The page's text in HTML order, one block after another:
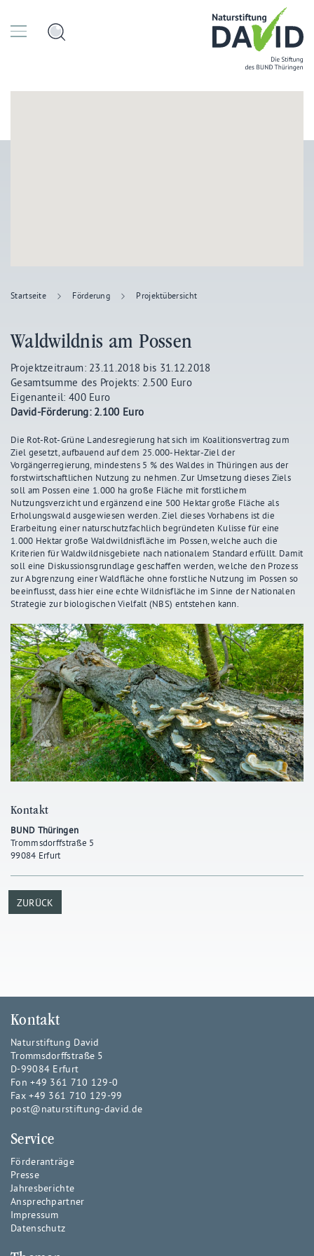
Startseite Förderung Projektübersicht
Waldwildnis am Possen
Projektzeitraum: 23.11.2018 bis 31.12.2018
Gesamtsumme des Projekts: 2.500 Euro
Eigenanteil: 400 Euro
David-Förderung: 2.100 Euro
Die Rot-Rot-Grüne Landesregierung hat sich im Koalitionsvertrag zum
Ziel gesetzt, aufbauend auf dem 25.000-Hektar-Ziel der
Vorgängerregierung, mindestens 5 % des Waldes in Thüringen aus der
forstwirtschaftlichen Nutzung zu nehmen. Zur Umsetzung dieses Ziels
soll am Possen eine 1.000 ha große Fläche mit forstlichem
Nutzungsverzicht und ergänzend eine 500 Hektar große Fläche als
Erholungswald ausgewiesen werden. Ziel dieses Vorhabens ist die
Erarbeitung einer naturschutzfachlich begründeten Kulisse für eine
1.000 Hektar große Waldwildnisfläche im Possen, welche auch die
Kriterien für Waldwildnisgebiete nach nationalem Standard erfüllt. Damit
soll eine Diskussionsgrundlage geschaffen werden, welche den Prozess
zur Abgrenzung einer Waldfläche ohne forstliche Nutzung im Possen so
beeinflusst, dass hier eine echte Wildnisfläche im Sinne der Nationalen
Strategie zur biologischen Vielfalt (NBS) entstehen kann.
Kontakt
BUND Thüringen
Trommsdorffstraße 5
99084 Erfurt
ZURÜCK
Kontakt
Naturstiftung David
Trommsdorffstraße 5
D-99084 Erfurt
Fon +49 361 710 129-0
Fax +49 361 710 129-99
post@naturstiftung-david.de
Service
Förderanträge
Presse
Jahresberichte
Ansprechpartner
Impressum
Datenschutz